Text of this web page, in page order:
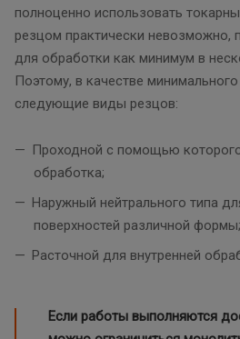
полноценно использовать
резцом практически невозможно,
для обработки как минимум в
Поэтому, в качестве
следующие виды резцов:
Проходной с помощью
обработка;
Наружный нейтрального типа
поверхностей различной формы;
Расточной для внутренней
Если работы выполняются